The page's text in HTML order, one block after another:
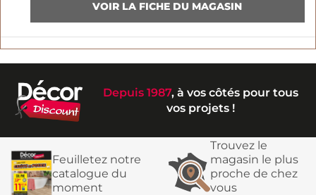
Depuis 1987, à vos côtés pour tous
vos projets !
Feuilletez notre
catalogue du
moment
Trouvez le
magasin le plus
proche de chez
vous